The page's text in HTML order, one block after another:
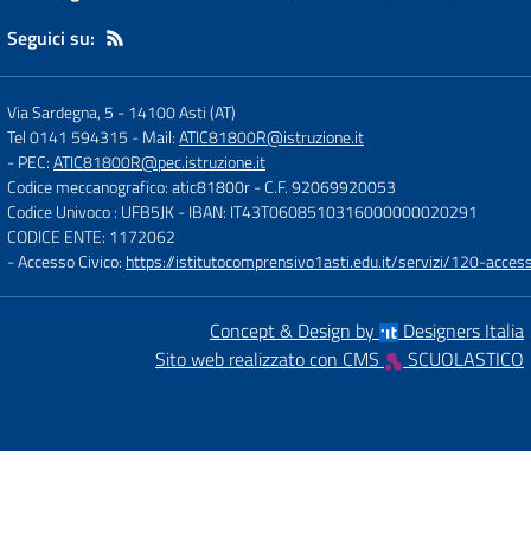
Seguici su:
Via Sardegna, 5 -14100 Asti (AT)
Tel 0141 594315 - Mail:ATIC81800R@istruzione.it
- PEC:ATIC81800R@pec.istruzione.it
Codice meccanografico: atic81800r- C.F. 92069920053
Codice Univoco : UFB5JK- IBAN: IT43T0608510316000000020291
CODICE ENTE: 1172062
- Accesso Civico: https://istitutocomprensivo1asti.edu.it/servizi/120-
Concept & Design by
Designers Italia
Sito web realizzato con CMS
SCUOLASTICO